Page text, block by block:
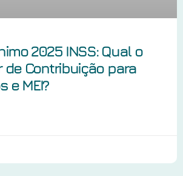
2025 INSS: Qual o
de Contribuição para
e MEI?